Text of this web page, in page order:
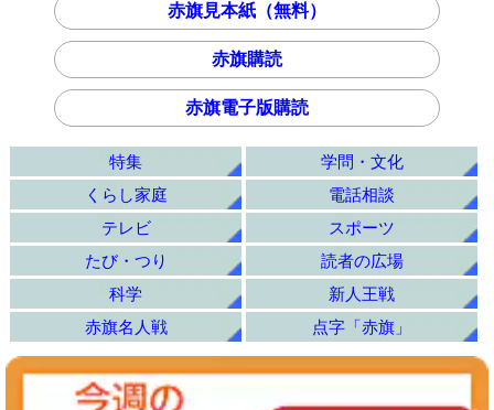
赤旗見本紙（無料）
赤旗購読
赤旗電子版購読
特集
学問・文化
くらし家庭
電話相談
テレビ
スポーツ
たび・つり
読者の広場
科学
新人王戦
赤旗名人戦
点字「赤旗」